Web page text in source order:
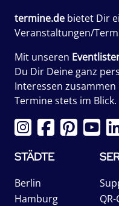
termine.de bietet Dir
Veranstaltungen/
Mit unseren
Du Dir Deine ganz
Interessen
Termine stets im Blick.
STÄDTE
Berlin
Hamburg